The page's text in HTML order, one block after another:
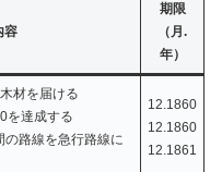
容
期限
（月.
年）
材を届ける
を達成する
の路線を急行路線に
12.1860
12.1860
12.1861